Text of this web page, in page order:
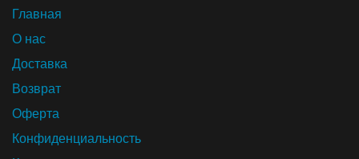
Главная
О нас
Доставка
Возврат
Оферта
Конфиденциальность